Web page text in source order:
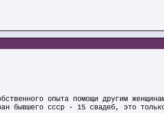
опыта помощи другим
бывшего ссср - 15 свадеб, это